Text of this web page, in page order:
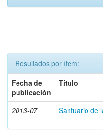
Resultados por ítem:
Fecha de
publicación
Título
2013-07 Santuario de